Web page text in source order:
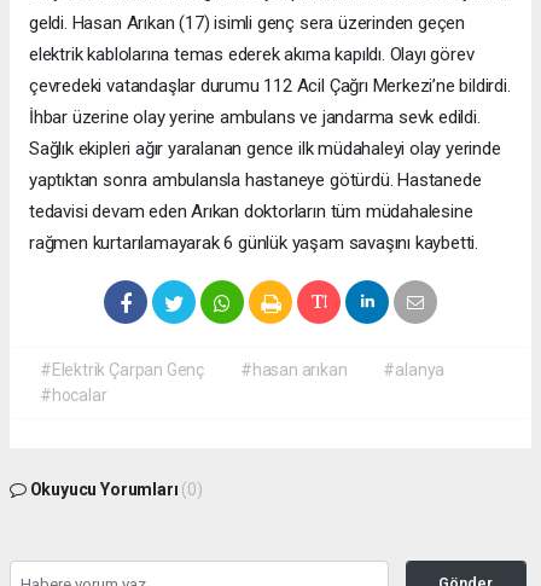
geldi. Hasan Arıkan (17) isimli genç sera üzerinden geçen
elektrik kablolarına temas ederek akıma kapıldı. Olayı görev
çevredeki vatandaşlar durumu 112 Acil Çağrı Merkezi’ne bildirdi.
İhbar üzerine olay yerine ambulans ve jandarma sevk edildi.
Sağlık ekipleri ağır yaralanan gence ilk müdahaleyi olay yerinde
yaptıktan sonra ambulansla hastaneye götürdü. Hastanede
tedavisi devam eden Arıkan doktorların tüm müdahalesine
rağmen kurtarılamayarak 6 günlük yaşam savaşını kaybetti.
#Elektrik Çarpan Genç #hasan arıkan
#alanya
#hocalar
Okuyucu Yorumları (0)